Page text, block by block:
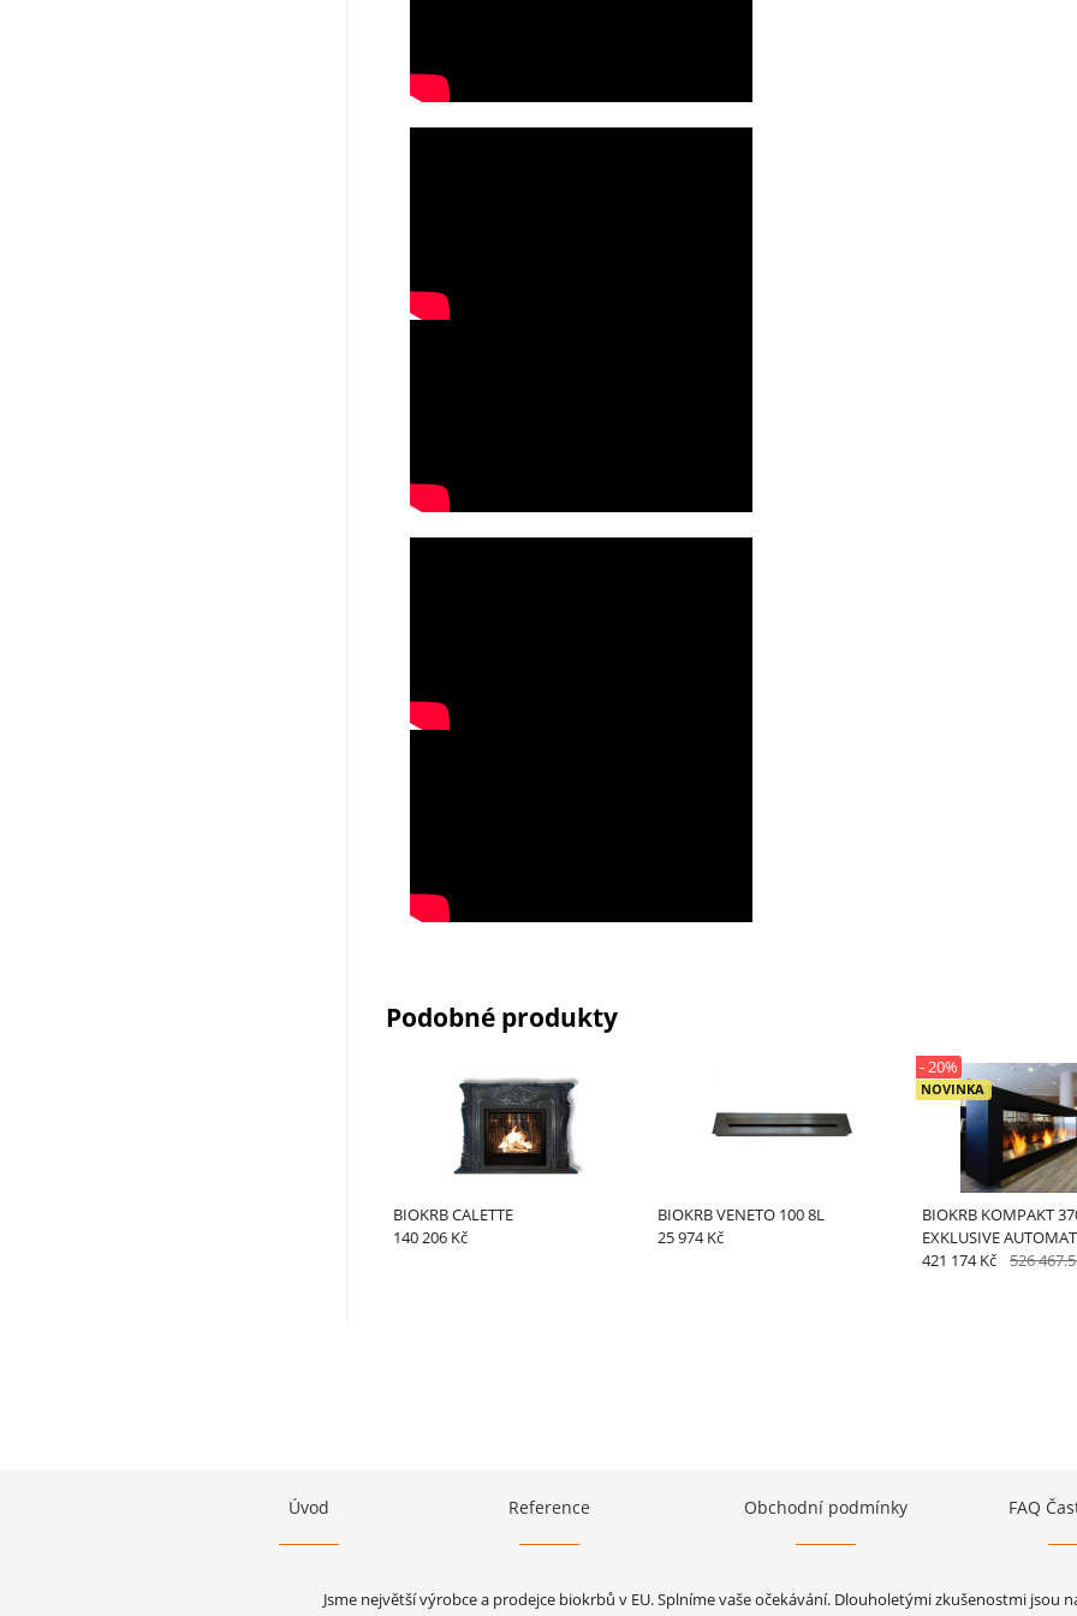
Podobné produkty
BIOKRB CALETTE
140 206 Kč
BIOKRB VENETO 100 8L
25 974 Kč
BIOKRB KOMPAKT
EXKLUSIVE
NOVINKA
- 20%
421 174 Kč 526
Úvod Reference Obchodní podmínky FAQ
Jsme největší výrobce a prodejce biokrbů v EU. Splníme vaše očekávání. Dlouholetými zkušenostmi jsou